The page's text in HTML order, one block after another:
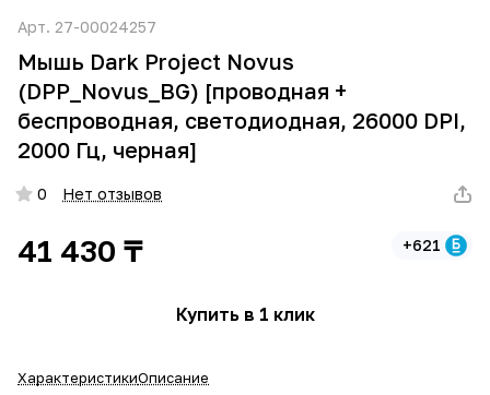
Арт. 27-00024257
Мышь Dark Project Novus
(DPP_Novus_BG) [проводная +
беспроводная, светодиодная, 26000 DPI,
2000 Гц, черная]
0 Нет отзывов
41 430 ₸ +621
Купить в 1 клик
ХарактеристикиОписание